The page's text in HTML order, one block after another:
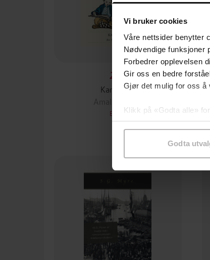
Vi bruker cookies
Våre nettsider benytter
Nødvendige funksjoner
Forbedrer opplevelsen
Gir oss en bedre
Gjør det mulig for oss å
Klikk på «Godta alle»
samtykke til spesifikke
Godta
29,-
Karens jul
Amalie Skram
EBOK